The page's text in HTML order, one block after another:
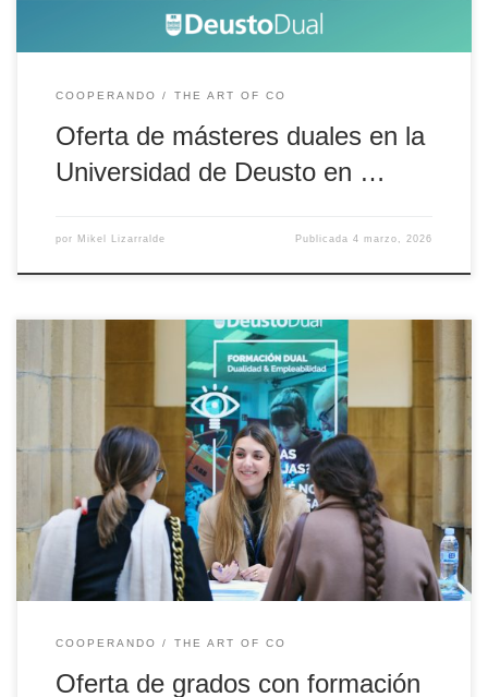
COOPERANDO THE ART OF CO
Oferta de másteres duales en la
Universidad de Deusto en …
por Mikel Lizarralde Publicada4 marzo, 2026
¿Estás pensando estudiar un grado y no tienes claro por dónde
tirar? Apunta un concepto a tener en cuenta: la formación dual
universitaria. ¿Por qué? Porque la formación dual universitaria
tiene cuatro claros beneficios: Aprenderás en proyectos reales. Lo
harás en empresas y organizaciones punteras. Podrás auto-
financiarte la formación. Acelerarás […]
COOPERANDO THE ART OF CO
Oferta de grados con formación